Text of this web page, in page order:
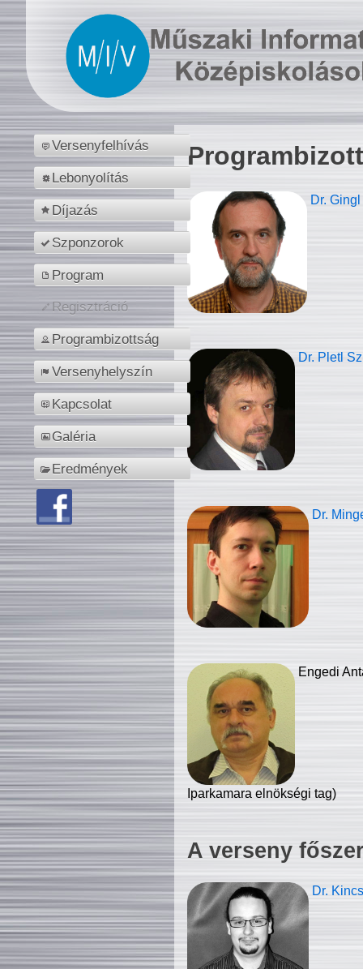
Versenyfelhívás
Lebonyolítás
Díjazás
Szponzorok
Program
Regisztráció
Programbizottság
Versenyhelyszín
Kapcsolat
Galéria
Eredmények
Dr.
Dr. Pletl
Dr.
Engedi
Iparkamara elnökségi tag)
A verseny
Dr.